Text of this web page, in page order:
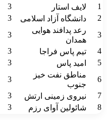
1
لایف استار 3
2
دانشگاه آزاد اسلامی 3
3
رعد پدافند هوایی
همدان
3
4
تیم پاس فراجا 3
5
امید پاس 3
6
مناطق نفت خیز
جنوب
3
7
نیروی زمینی ارتش 3
8
شائولین آوای رزم 3